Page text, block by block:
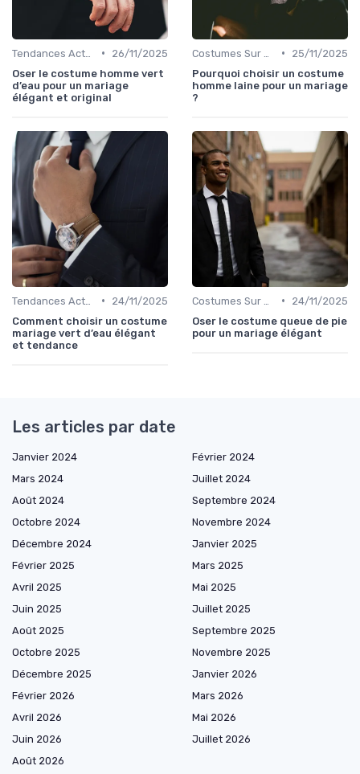
•
26/11/2025
Oser le costume homme vert
d’eau pour un mariage
élégant et original
•
25/11/2025
Pourquoi choisir un costume
homme laine pour un mariage
?
•
24/11/2025
Comment choisir un costume
mariage vert d’eau élégant
et tendance
•
24/11/2025
Oser le costume queue de pie
pour un mariage élégant
Les articles par date
Janvier 2024
Février 2024
Mars 2024
Juillet 2024
Août 2024
Septembre 2024
Octobre 2024
Novembre 2024
Décembre 2024
Janvier 2025
Février 2025
Mars 2025
Avril 2025
Mai 2025
Juin 2025
Juillet 2025
Août 2025
Septembre 2025
Octobre 2025
Novembre 2025
Décembre 2025
Janvier 2026
Février 2026
Mars 2026
Avril 2026
Mai 2026
Juin 2026
Juillet 2026
Août 2026